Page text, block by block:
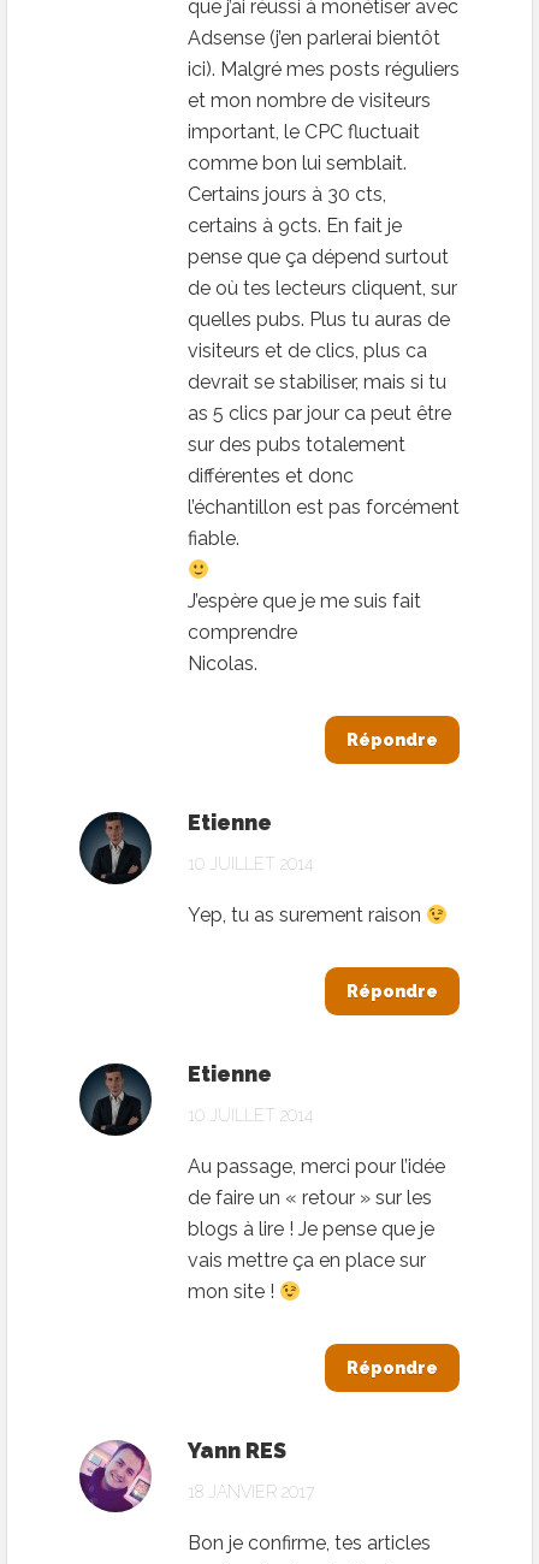
que j’ai réussi à monétiser avec
Adsense (j’en parlerai bientôt
ici). Malgré mes posts réguliers
et mon nombre de visiteurs
important, le CPC fluctuait
comme bon lui semblait.
Certains jours à 30 cts,
certains à 9cts. En fait je
pense que ça dépend surtout
de où tes lecteurs cliquent, sur
quelles pubs. Plus tu auras de
visiteurs et de clics, plus ca
devrait se stabiliser, mais si tu
as 5 clics par jour ca peut être
sur des pubs totalement
différentes et donc
l’échantillon est pas forcément
fiable.
J’espère que je me suis fait
comprendre
Nicolas.
Répondre
Etienne
10 JUILLET 2014
Yep, tu as surement raison
Répondre
Etienne
10 JUILLET 2014
Au passage, merci pour l’idée
de faire un « retour » sur les
blogs à lire ! Je pense que je
vais mettre ça en place sur
mon site !
Répondre
Yann RES
18 JANVIER 2017
Bon je confirme, tes articles